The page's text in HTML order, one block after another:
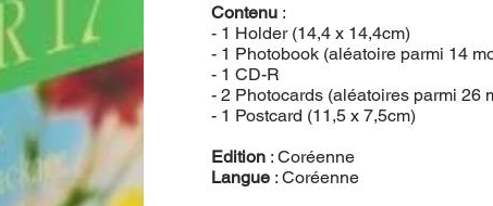
Contenu :
- 1 Holder (14,4 x 14,4cm)
- 1 Photobook (aléatoire parmi 14
- 1 CD-R
- 2 Photocards (aléatoires parmi 26
- 1 Postcard (11,5 x 7,5cm)
Edition : Coréenne
Langue : Coréenne